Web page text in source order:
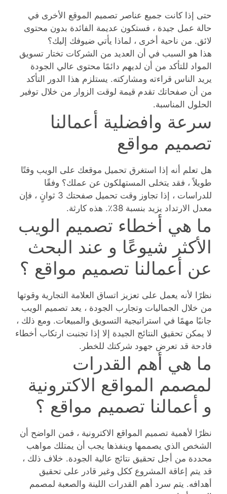
حتى إذا كانت جميع عناصر تصميم الموقع الأخرى في
حالة عمل جيدة ، فستكون عديمة الفائدة بدون محتوى
لائق. من ناحية أخرى ، لماذا يأتي ضيوفك إليك؟
هذا هو السبب في أن العديد من الشركات تختار تسويق
المواد للتأكد من أن لديهم دائمًا محتوى عالي الجودة
يريد الناس قراءته ومشاركته. يستلزم هذا الدور التأكد
من أن صفحاتك تقدم قيمة لوقت الزوار من خلال توفير
الحلول المناسبة.
سرعة وافضلية أعمالنا
تصميم مواقع
هل تعلم أنه إذا استغرق تحميل موقعك على الويب وقتًا
طويلاً ، فقد يتخلى المستهلكون عن عملك؟ وفقًا
للدراسات ، إذا تجاوز وقت تحميل صفحتك 3 ثوانٍ ، فإن
معدل الارتداد يزيد بنسبة 38٪. هذه كارثة.
ما هي أخطاء تصميم الويب
الأكثر شيوعًا و عند البحث
عن أعمالنا تصميم مواقع ؟
نظرًا لأنه يعمل على تعزيز اتساق العلامة التجارية وقوتها
من خلال الجماليات وتجارب الجودة ، يعد تصميم الويب
جانبًا مهمًا في استراتيجية التسويق والمبيعات. ومع ذلك ،
لا يمكن تحقيق النتائج الجيدة إلا إذا تجنبت ارتكاب أخطاء
فادحة قد تعرض جهود شركتك للخطر.
ما هي أهم القدرات
لمصمم المواقع الاكترونية
و أعمالنا تصميم مواقع ؟
نظرًا لأهمية تصميم المواقع الاكترونية ، فمن الواضح أن
الشخص الذي يصممها وينفذها يجب أن يمتلك مواهب
محددة من أجل تحقيق نتائج عالية الجودة. خلاف ذلك ،
قد يتم إعاقة المشروع ككل وغير قادر على تحقيق
أهدافه. يتم سرد أهم القدرات اللينة والصعبة لمصمم